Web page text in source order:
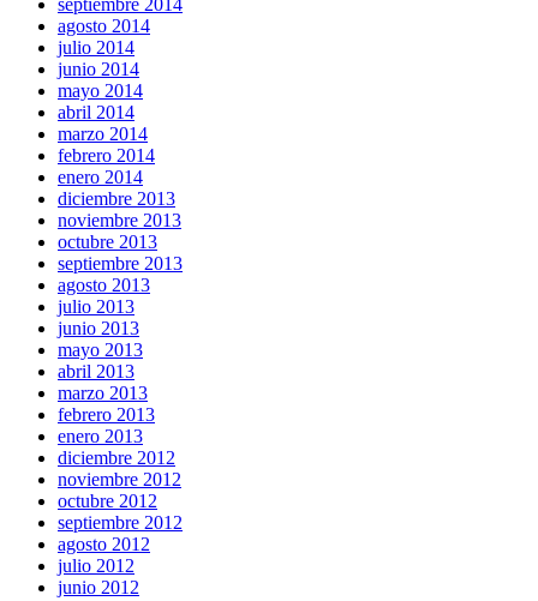
septiembre 2014
agosto 2014
julio 2014
junio 2014
mayo 2014
abril 2014
marzo 2014
febrero 2014
enero 2014
diciembre 2013
noviembre 2013
octubre 2013
septiembre 2013
agosto 2013
julio 2013
junio 2013
mayo 2013
abril 2013
marzo 2013
febrero 2013
enero 2013
diciembre 2012
noviembre 2012
octubre 2012
septiembre 2012
agosto 2012
julio 2012
junio 2012